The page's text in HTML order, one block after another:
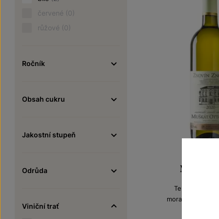
červené (0)
růžové (0)
Ročník
Obsah cukru
Jakostní stupeň
Odrůda
Viniční trať
Muškát
Terroir - toulky
moravské